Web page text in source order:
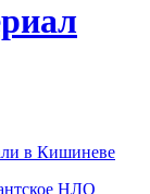
в Кишиневе
НЛО